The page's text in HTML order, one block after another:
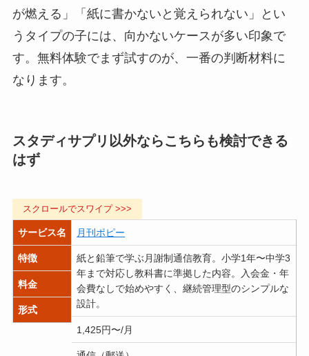
が燃える」「紙に書かないと覚えられない」とい
うタイプの子には、向かないケースが多い印象で
す。無料体験でまず試すのが、一番の判断材料に
なります。
スタディサプリ以外ならこちらも検討できる
はず
サービス名
特徴
料金
形式
月刊ポピー
紙と鉛筆で学ぶ月謝制通信教育。小学1年〜中学3
年まで対応し教科書に準拠した内容。入会金・年
会費なしで始めやすく、継続管理型のシンプルな
設計。
1,425円〜/月